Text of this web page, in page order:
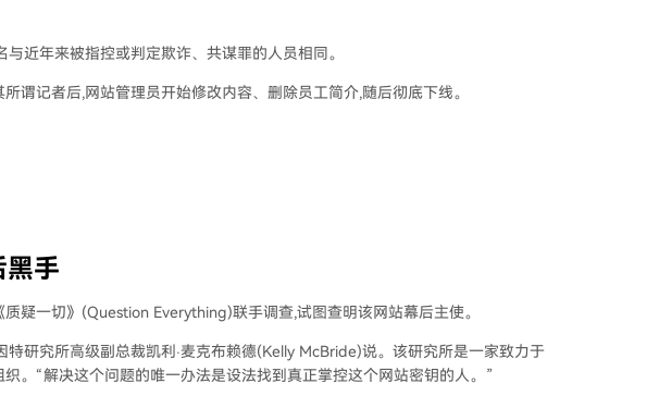
近年来被指控或判定欺诈、共谋罪的人员相同。
谓记者后,网站管理员开始修改内容、删除员工简介,随后彻底下线。
黑手
疑一切》(Question Everything)联手调查,试图查明该网站幕后主使。
特研究所高级副总裁凯利·麦克布赖德(Kelly McBride)说。该研究所是一家致力于
。“解决这个问题的唯一办法是设法找到真正掌控这个网站密钥的人。”